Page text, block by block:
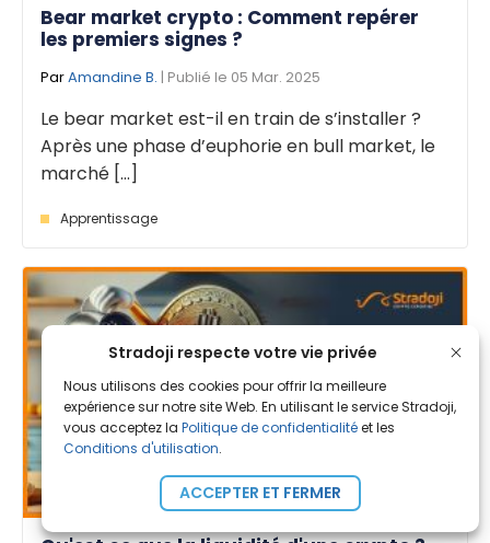
Stradoji respecte votre vie privée
Nous utilisons des cookies pour offrir la meilleure
expérience sur notre site Web. En utilisant le service Stradoji,
vous acceptez la Politique de confidentialitéet les
Conditions d'utilisation.
ACCEPTER ET FERMER
Bear market crypto : Comment repérer
les premiers signes ?
ParAmandine B. | Publié le 05 Mar. 2025
Le bear market est-il en train de s’installer ?
Après une phase d’euphorie en bull market, le
marché [...]
Apprentissage